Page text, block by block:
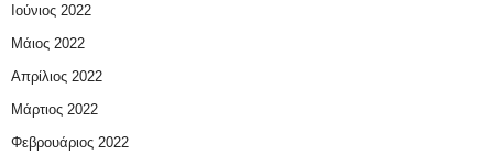
Ιούνιος 2022
Μάιος 2022
Απρίλιος 2022
Μάρτιος 2022
Φεβρουάριος 2022